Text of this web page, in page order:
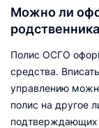
Можно ли
родственника
Полис ОСГО
средства.
управлению
полис на другое
подтверждающих